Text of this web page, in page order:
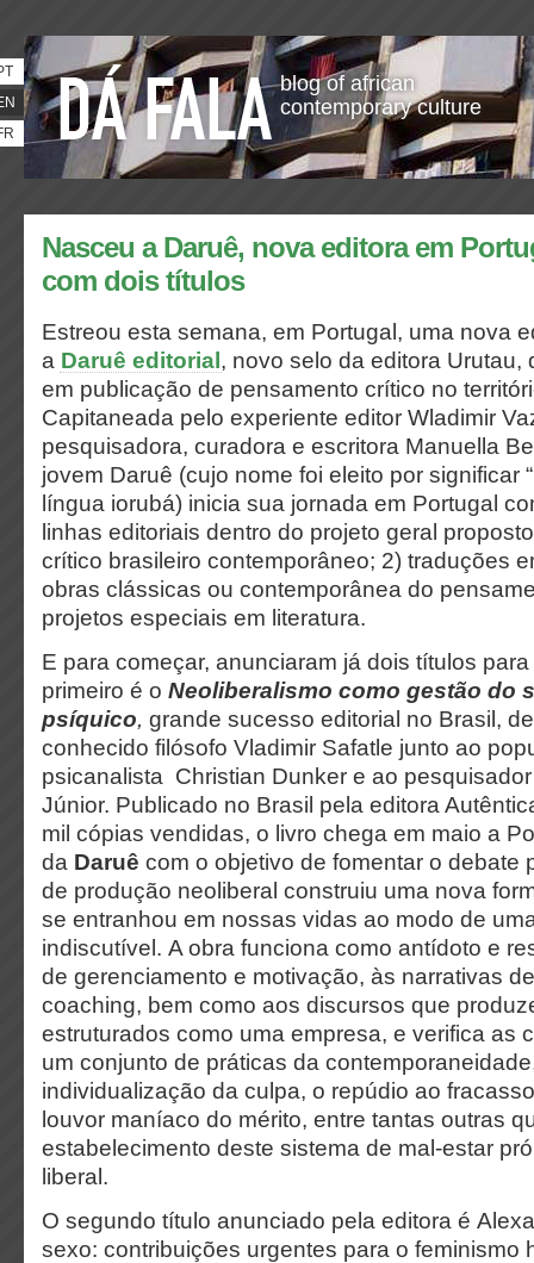
blog of african
contemporary culture
Nasceu a Daruê, nova editora em
com dois títulos
Estreou esta semana, em Portugal, uma nova
a Daruê editorial , novo selo da editora Urutau,
em publicação de pensamento crítico no
Capitaneada pelo experiente editor Wladimir
pesquisadora, curadora e escritora Manuella
jovem Daruê (cujo nome foi eleito por significar
língua iorubá) inicia sua jornada em Portugal
linhas editoriais dentro do projeto geral
crítico brasileiro contemporâneo; 2) traduções
obras clássicas ou contemporânea do
projetos especiais em literatura.
E para começar, anunciaram já dois títulos
primeiro é o Neoliberalismo como gestão do
psíquico, grande sucesso editorial no Brasil,
conhecido filósofo Vladimir Safatle junto ao
psicanalista Christian Dunker e ao
Júnior. Publicado no Brasil pela editora
mil cópias vendidas, o livro chega em maio a
da Daruê com o objetivo de fomentar o debate
de produção neoliberal construiu uma nova
se entranhou em nossas vidas ao modo de
indiscutível. A obra funciona como antídoto e
de gerenciamento e motivação, às narrativas
coaching, bem como aos discursos que
estruturados como uma empresa, e verifica as
um conjunto de práticas da
individualização da culpa, o repúdio ao
louvor maníaco do mérito, entre tantas outras
estabelecimento deste sistema de mal-estar
liberal.
O segundo título anunciado pela editora é
sexo: contribuições urgentes para o feminismo